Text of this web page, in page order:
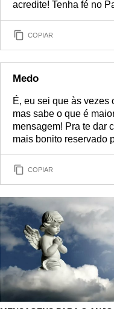
acredite! Tenha fé no
COPIAR
Medo
É, eu sei que às vezes
mas sabe o que é
mensagem! Pra te dar
mais bonito reservado
COPIAR